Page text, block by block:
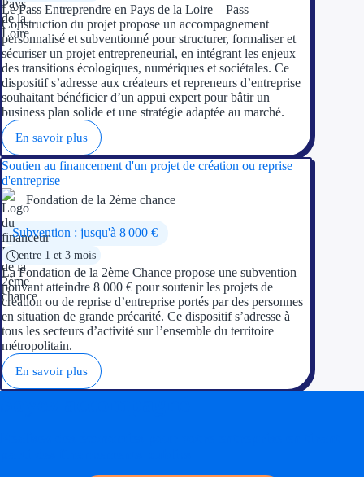
Le Pass Entreprendre en Pays de la Loire – Pass
Construction du projet propose un accompagnement
personnalisé et subventionné pour structurer, formaliser et
sécuriser un projet entrepreneurial, en intégrant les enjeux
des transitions écologiques, numériques et sociétales. Ce
dispositif s’adresse aux créateurs et repreneurs d’entreprise
souhaitant bénéficier d’un appui expert pour bâtir un
business plan solide et une stratégie adaptée au marché.
En savoir plus
Soutien au financement d'un projet de création ou reprise
d'entreprise
Fondation de la 2ème chance
Subvention : jusqu'à 8 000 €
entre 1 et 3 mois
La Fondation de la 2ème Chance propose une subvention
pouvant atteindre 8 000 € pour soutenir les projets de
création ou de reprise d’entreprise portés par des personnes
en situation de grande précarité. Ce dispositif s’adresse à
tous les secteurs d’activité sur l’ensemble du territoire
métropolitain.
En savoir plus